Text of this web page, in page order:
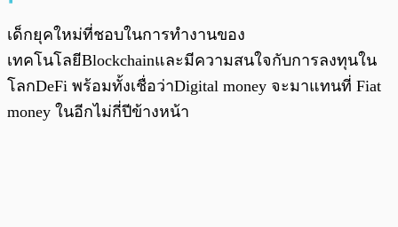
เด็กยุคใหม่ที่ชอบในการทำงานของ
เทคโนโลยีBlockchainและมีความสนใจกับการลงทุนใน
โลกDeFi พร้อมทั้งเชื่อว่าDigital money จะมาแทนที่ Fiat
money ในอีกไม่กี่ปีข้างหน้า